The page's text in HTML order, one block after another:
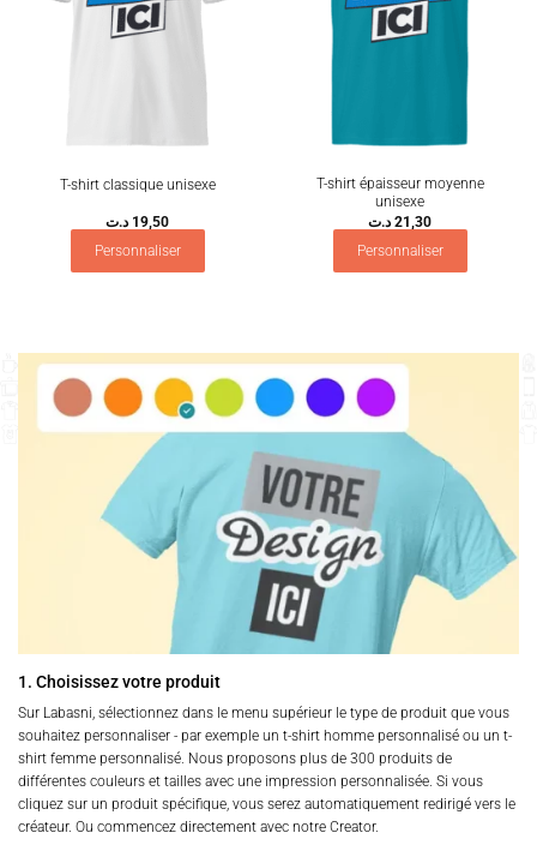
T-shirt classique unisexe
19,50 د.ت
Personnaliser
T-shirt épaisseur moyenne
unisexe
21,30 د.ت
Personnaliser
1. Choisissez votre produit
Sur Labasni, sélectionnez dans le menu supérieur le type de produit que vous
souhaitez personnaliser - par exemple un t-shirt homme personnalisé ou un t-
shirt femme personnalisé. Nous proposons plus de 300 produits de
différentes couleurs et tailles avec une impression personnalisée. Si vous
cliquez sur un produit spécifique, vous serez automatiquement redirigé vers le
créateur. Ou commencez directement avec notre Creator.